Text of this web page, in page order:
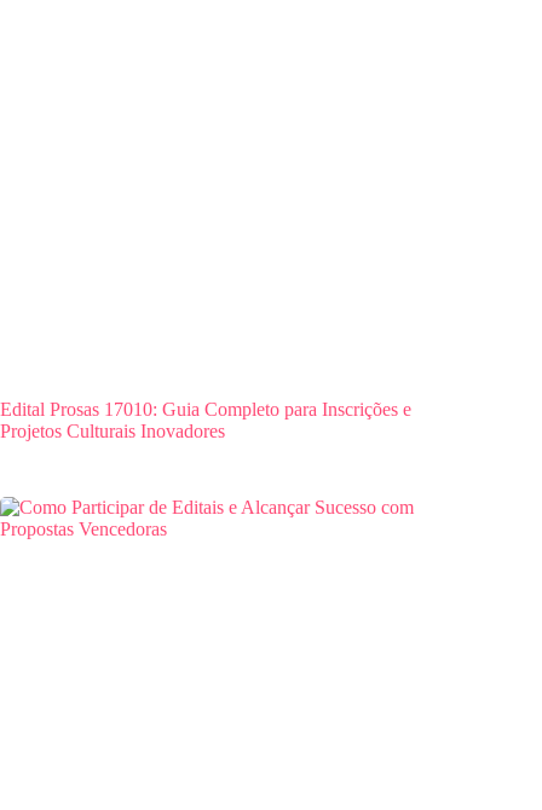
Edital Prosas 17010: Guia Completo para Inscrições e
Projetos Culturais Inovadores